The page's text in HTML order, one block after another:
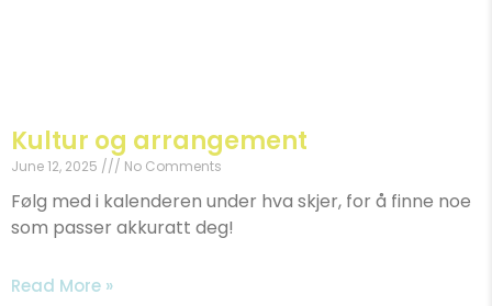
Kultur og arrangement
June 12, 2025 No Comments
Følg med i kalenderen under hva skjer, for å finne noe
som passer akkuratt deg!
Read More »